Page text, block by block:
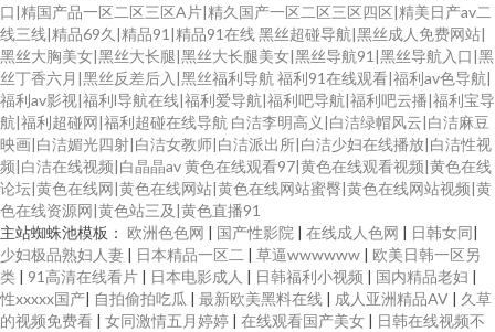
口|精国产品一区二区三区A片|精久国产一区二区三区四区|精美日产av二
线三线|精品69久|精品91|精品91在线黑丝超碰导航|黑丝成人免费网站|
黑丝大胸美女|黑丝大长腿|黑丝大长腿美女|黑丝导航91|黑丝导航入口|黑
丝丁香六月|黑丝反差后入|黑丝福利导航 福利91在线观看|福利av色导航|
福利av影视|福利l导航在线|福利爱导航|福利吧导航|福利吧云播|福利宝导
航|福利超碰网|福利超碰在线导航 白洁李明高义|白洁绿帽风云|白洁麻豆
映画|白洁媚光四射|白洁女教师|白洁派出所|白洁少妇在线播放|白洁性视
频|白洁在线视频|白晶晶av黄色在线观看97|黄色在线观看视频|黄色在线
论坛|黄色在线网|黄色在线网站|黄色在线网站蜜臀|黄色在线网站视频|黄
色在线资源网|黄色站三及|黄色直播91
主站蜘蛛池模板： 欧洲色色网 | 国产性影院 | 在线成人色网 | 日韩女同|
少妇极品熟妇人妻 | 日本精品一区二 | 草逼wwwwww | 欧美日韩一区另
类 | 91高清在线看片 | 日本电影成人 | 日韩福利小视频 | 国内精品老妇 |
性xxxxx国产| 自拍偷拍吃瓜 | 最新欧美黑料在线 | 成人亚洲精品AV | 久草
的视频免费看 | 女同激情五月婷婷 | 在线观看国产美女 | 日韩在线视频不